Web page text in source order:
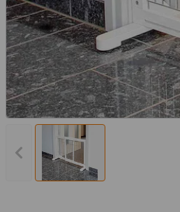
Vorheriges Bild anzeigen